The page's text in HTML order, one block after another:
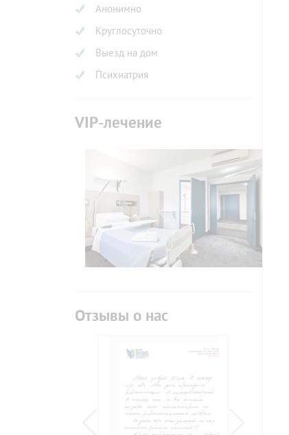
Анонимно
Круглосуточно
Выезд на дом
Психиатрия
VIP-лечение
Отзывы о нас